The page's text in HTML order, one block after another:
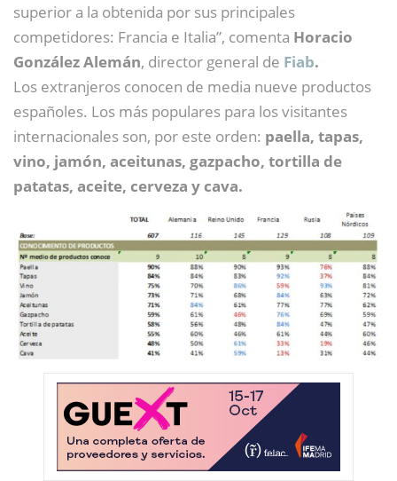
superior a la obtenida por sus principales
competidores: Francia e Italia”, comenta Horacio
González Alemán, director general de Fiab.
Los extranjeros conocen de media nueve productos
españoles. Los más populares para los visitantes
internacionales son, por este orden: paella, tapas,
vino, jamón, aceitunas, gazpacho, tortilla de
patatas, aceite, cerveza y cava.